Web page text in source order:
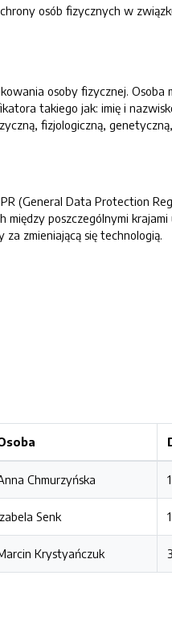
osób fizycznych w
osoby fizycznej. Osoba
takiego jak: imię i
fizjologiczną,
(General Data Protection
poszczególnymi krajami
zmieniającą się technologią.
Chmurzyńska
Senk
Krystyańczuk